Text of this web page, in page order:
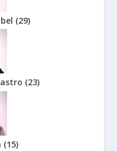
(29)
(23)
(15)